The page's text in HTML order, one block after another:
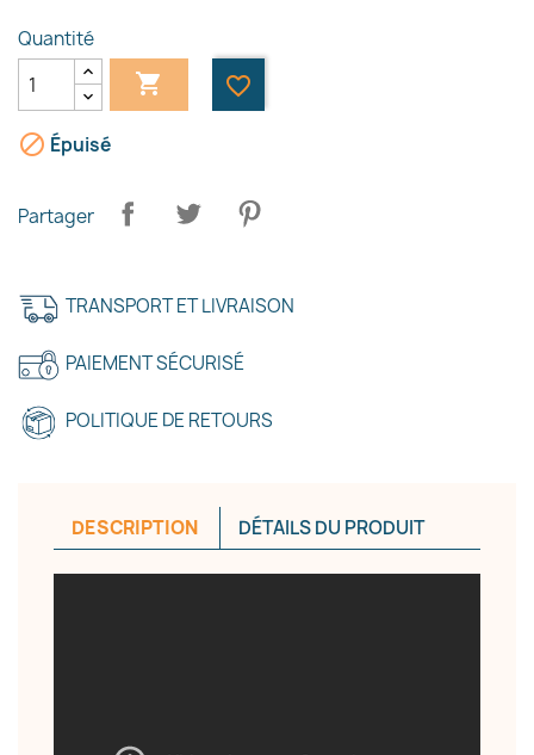
Quantité
 favorite_border
 Épuisé
Partager
TRANSPORT ET LIVRAISON
PAIEMENT SÉCURISÉ
POLITIQUE DE RETOURS
DESCRIPTION DÉTAILS DU PRODUIT
Créer une liste d'envies
Nom de la liste d'envies
Annuler Créer une liste d'envies